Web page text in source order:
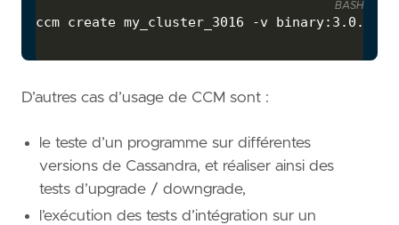
BASH
D’autres cas d’usage de CCM sont :
le teste d’un programme sur différentes
versions de Cassandra, et réaliser ainsi des
tests d’upgrade / downgrade,
l’exécution des tests d’intégration sur un